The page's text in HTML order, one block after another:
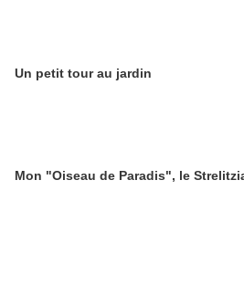
Un petit tour au jardin
Mon "Oiseau de Paradis", le